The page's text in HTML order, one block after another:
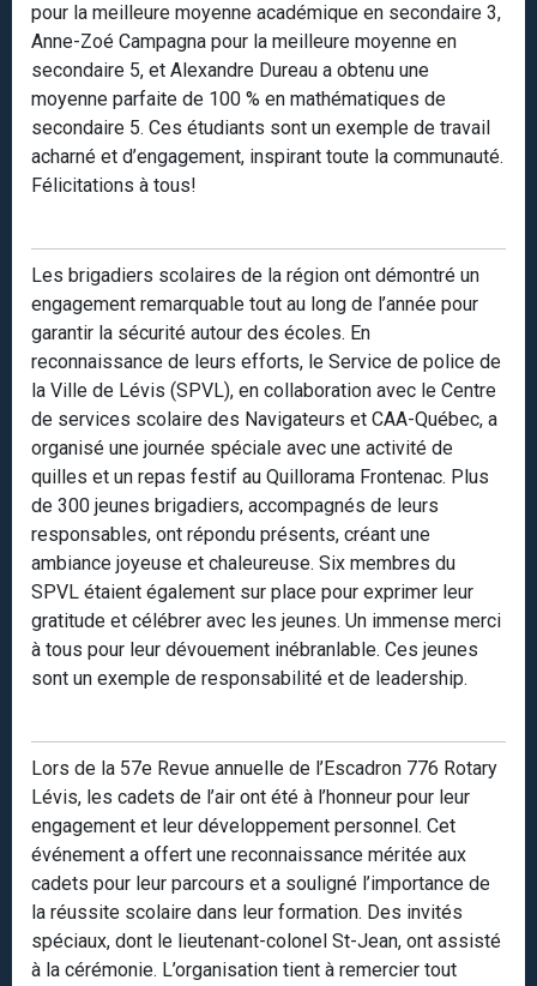
pour la meilleure moyenne académique en secondaire 3,
Anne-Zoé Campagna pour la meilleure moyenne en
secondaire 5, et Alexandre Dureau a obtenu une
moyenne parfaite de 100 % en mathématiques de
secondaire 5. Ces étudiants sont un exemple de travail
acharné et d’engagement, inspirant toute la communauté.
Félicitations à tous!
Les brigadiers scolaires de la région ont démontré un
engagement remarquable tout au long de l’année pour
garantir la sécurité autour des écoles. En
reconnaissance de leurs efforts, le Service de police de
la Ville de Lévis (SPVL), en collaboration avec le Centre
de services scolaire des Navigateurs et CAA-Québec, a
organisé une journée spéciale avec une activité de
quilles et un repas festif au Quillorama Frontenac. Plus
de 300 jeunes brigadiers, accompagnés de leurs
responsables, ont répondu présents, créant une
ambiance joyeuse et chaleureuse. Six membres du
SPVL étaient également sur place pour exprimer leur
gratitude et célébrer avec les jeunes. Un immense merci
à tous pour leur dévouement inébranlable. Ces jeunes
sont un exemple de responsabilité et de leadership.
Lors de la 57e Revue annuelle de l’Escadron 776 Rotary
Lévis, les cadets de l’air ont été à l’honneur pour leur
engagement et leur développement personnel. Cet
événement a offert une reconnaissance méritée aux
cadets pour leur parcours et a souligné l’importance de
la réussite scolaire dans leur formation. Des invités
spéciaux, dont le lieutenant-colonel St-Jean, ont assisté
à la cérémonie. L’organisation tient à remercier tout